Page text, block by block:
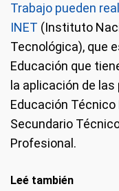
Trabajo pueden
INET (Instituto
Tecnológica), que
Educación que
la aplicación de
Educación
Secundario
Profesional.
Leé también